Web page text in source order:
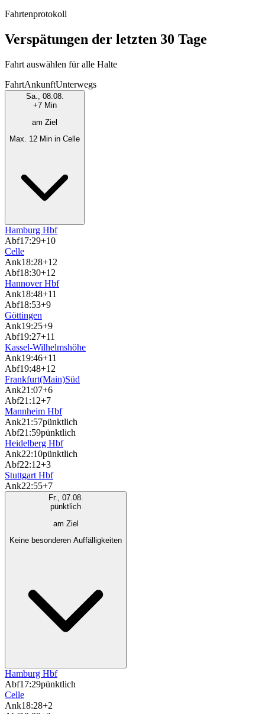
Fahrtenprotokoll
Verspätungen der letzten 30 Tage
Fahrt auswählen für alle Halte
FahrtAnkunftUnterwegs
Sa., 08.08.
+7 Min
am Ziel
Max. 12 Min in Celle
Hamburg Hbf
Abf17:29+10
Celle
Ank18:28+12
Abf18:30+12
Hannover Hbf
Ank18:48+11
Abf18:53+9
Göttingen
Ank19:25+9
Abf19:27+11
Kassel-Wilhelmshöhe
Ank19:46+11
Abf19:48+12
Frankfurt(Main)Süd
Ank21:07+6
Abf21:12+7
Mannheim Hbf
Ank21:57pünktlich
Abf21:59pünktlich
Heidelberg Hbf
Ank22:10pünktlich
Abf22:12+3
Stuttgart Hbf
Ank22:55+7
Fr., 07.08.
pünktlich
am Ziel
Keine besonderen Auffälligkeiten
Hamburg Hbf
Abf17:29pünktlich
Celle
Ank18:28+2